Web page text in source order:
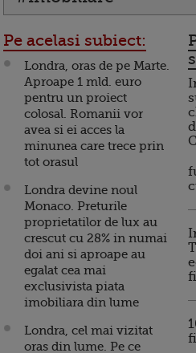
Pe acelasi subiect:
Londra, oras de pe Marte.
Aproape 1 mld. euro
pentru un proiect
colosal. Romanii vor
avea si ei acces la
minunea care trece prin
tot orasul
Londra devine noul
Monaco. Preturile
proprietatilor de lux au
crescut cu 28% in numai
doi ani si aproape au
egalat cea mai
exclusivista piata
imobiliara din lume
Londra, cel mai vizitat
oras din lume. Pe ce